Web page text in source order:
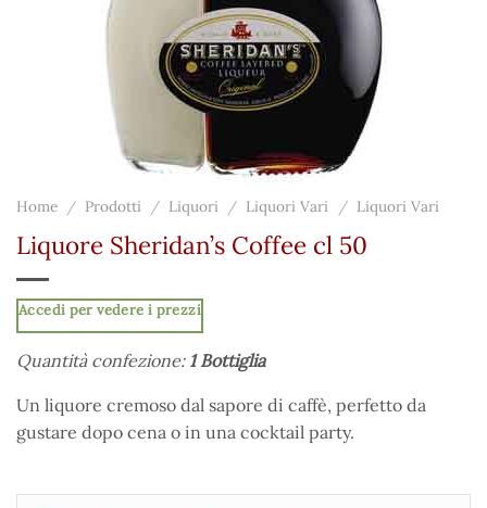
Home / Prodotti / Liquori / Liquori Vari / Liquori Vari
Liquore Sheridan’s Coffee cl 50
Accedi per vedere i prezzi
Quantità confezione: 1 Bottiglia
Un liquore cremoso dal sapore di caffè, perfetto da
gustare dopo cena o in una cocktail party.